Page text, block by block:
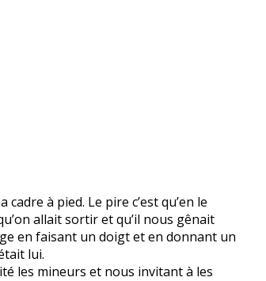
à pied. Le pire c’est qu’en le
allait sortir et qu’il nous gênait
en faisant un doigt et en donnant un
lui.
les mineurs et nous invitant à les